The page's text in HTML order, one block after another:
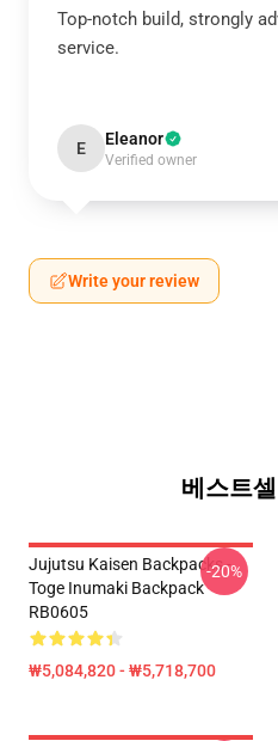
Top-notch build, strongly
service.
E Eleanor
Verified owner
Write your review
베스트
Jujutsu Kaisen Backpacks -
Toge Inumaki Backpack
RB0605
₩5,084,820 - ₩5,718,700
-20%